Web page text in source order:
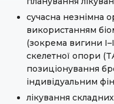
сучасна незнімна
використанням
(зокрема вигини
скелетної опори
позиціонування
індивідуальним
лікування